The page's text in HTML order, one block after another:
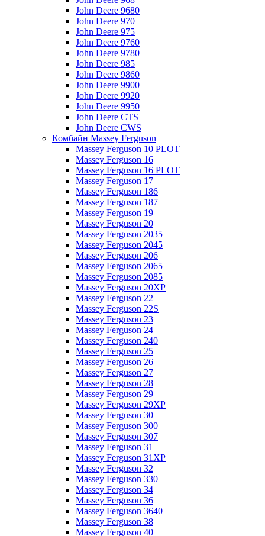
John Deere 9680
John Deere 970
John Deere 975
John Deere 9760
John Deere 9780
John Deere 985
John Deere 9860
John Deere 9900
John Deere 9920
John Deere 9950
John Deere CTS
John Deere CWS
Комбайн Massey Ferguson
Massey Ferguson 10 PLOT
Massey Ferguson 16
Massey Ferguson 16 PLOT
Massey Ferguson 17
Massey Ferguson 186
Massey Ferguson 187
Massey Ferguson 19
Massey Ferguson 20
Massey Ferguson 2035
Massey Ferguson 2045
Massey Ferguson 206
Massey Ferguson 2065
Massey Ferguson 2085
Massey Ferguson 20XP
Massey Ferguson 22
Massey Ferguson 22S
Massey Ferguson 23
Massey Ferguson 24
Massey Ferguson 240
Massey Ferguson 25
Massey Ferguson 26
Massey Ferguson 27
Massey Ferguson 28
Massey Ferguson 29
Massey Ferguson 29XP
Massey Ferguson 30
Massey Ferguson 300
Massey Ferguson 307
Massey Ferguson 31
Massey Ferguson 31XP
Massey Ferguson 32
Massey Ferguson 330
Massey Ferguson 34
Massey Ferguson 36
Massey Ferguson 3640
Massey Ferguson 38
Massey Ferguson 40